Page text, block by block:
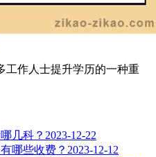
工作人士提升学历的一种重
几科？ 2023-12-22
哪些收费？ 2023-12-12